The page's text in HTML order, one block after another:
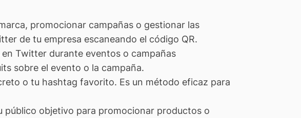
promocionar campañas o gestionar las
de tu empresa escaneando el código QR.
Twitter durante eventos o campañas
sobre el evento o la campaña.
o tu hashtag favorito. Es un método eficaz para
objetivo para promocionar productos o